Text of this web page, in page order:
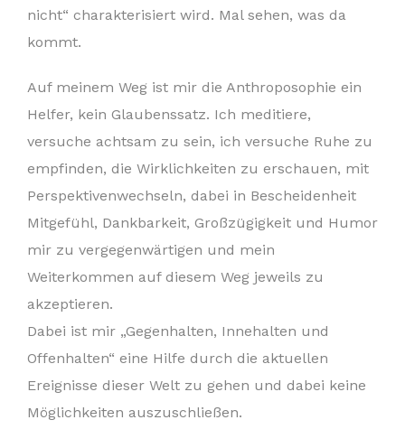
nicht“ charakterisiert wird. Mal sehen, was da
kommt.
Auf meinem Weg ist mir die Anthroposophie ein
Helfer, kein Glaubenssatz. Ich meditiere,
versuche achtsam zu sein, ich versuche Ruhe zu
empfinden, die Wirklichkeiten zu erschauen, mit
Perspektivenwechseln, dabei in Bescheidenheit
Mitgefühl, Dankbarkeit, Großzügigkeit und Humor
mir zu vergegenwärtigen und mein
Weiterkommen auf diesem Weg jeweils zu
akzeptieren.
Dabei ist mir „Gegenhalten, Innehalten und
Offenhalten“ eine Hilfe durch die aktuellen
Ereignisse dieser Welt zu gehen und dabei keine
Möglichkeiten auszuschließen.